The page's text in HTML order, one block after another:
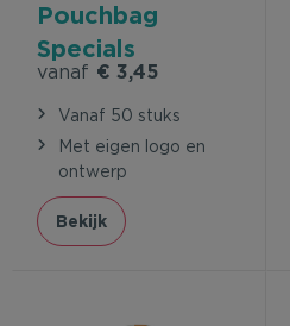
Pouchbag
Specials
Glühwein Cake
vanaf € 3,45
Vanaf 50 stuks
Met eigen logo en
ontwerp
Bekijk